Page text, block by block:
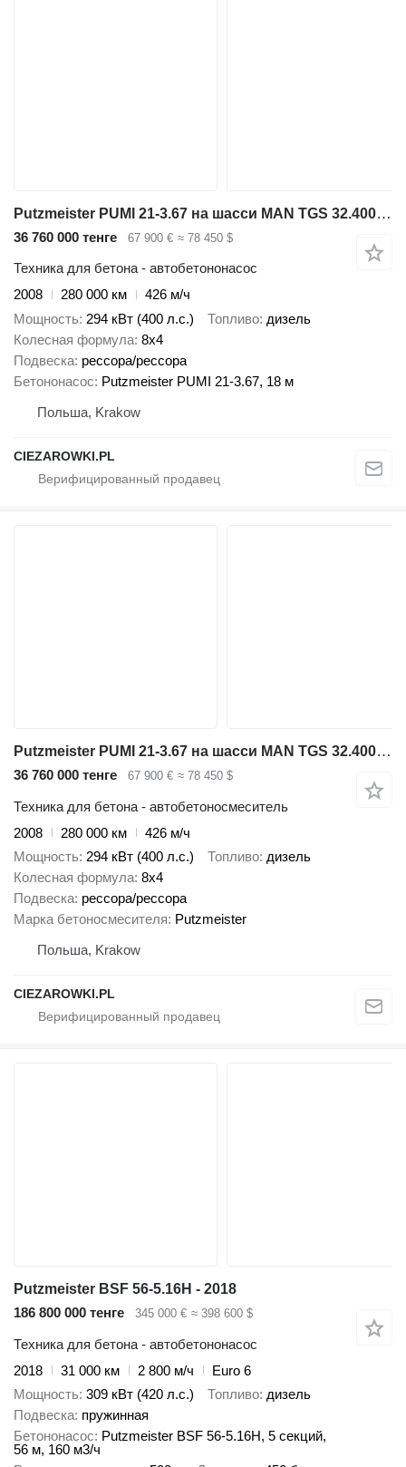
Putzmeister PUMI 21-3.67 на шасси MAN TGS 32.400 8x4 / Putzmeister PUMI 21-3.67 Concrete Mixer Pump /
36 760 000 тенге 67 900 € ≈ 78 450 $
Техника для бетона - автобетононасос
2008
280 000 км
426 м/ч
Мощность 294 кВт (400 л.с.) Топливо дизель
Колесная формула 8x4
Подвеска рессора/рессора
Бетононасос Putzmeister PUMI 21-3.67, 18 м
Польша, Krakow
CIEZAROWKI.PL
Putzmeister PUMI 21-3.67 на шасси MAN TGS 32.400 8x4 / Putzmeister PUMI 21-3.67 Concrete Mixer Pump /
36 760 000 тенге 67 900 € ≈ 78 450 $
Техника для бетона - автобетоносмеситель
2008
280 000 км
426 м/ч
Мощность 294 кВт (400 л.с.) Топливо дизель
Колесная формула 8x4
Подвеска рессора/рессора
Марка бетоносмесителя Putzmeister
Польша, Krakow
CIEZAROWKI.PL
Putzmeister BSF 56-5.16H - 2018
186 800 000 тенге
345 000 € ≈ 398 600 $
Техника для бетона - автобетононасос
2018
31 000 км 2 800 м/ч
Euro 6
Мощность 309 кВт (420 л.с.) Топливо дизель
Подвеска пружинная
Бетононасос Putzmeister BSF 56-5.16H, 5 секций,
56 м, 160 м3/ч